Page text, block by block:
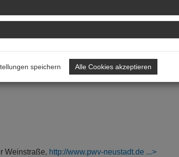
Kultur, seit 2021 immaterielles UNESCO
die neue Schutzhütte das Haupthaus an Tagen
einladend geöffnet und auf einem Grundriss
zur Kontemplation.
Weinstraße, http://www.pwv-neustadt.de
speichern Alle Cookies akzeptieren